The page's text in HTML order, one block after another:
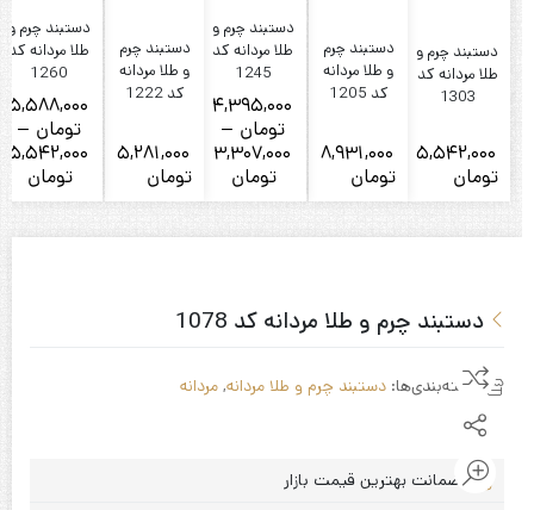
دستبند چرم و
طلا مردانه کد
1303
5,542,000
تومان
دستبند چرم
و طلا مردانه
کد 1205
8,931,000
تومان
دستبند چرم و
طلا مردانه کد
1245
4,395,000
تومان –
3,307,000
تومانPrice
range:
3,307,000
تومان
دستبند چرم
و طلا مردانه
کد 1222
5,281,000
تومان
دستبند چرم و
طلا مردانه کد
1260
5,588,000
تومان –
5,542,000
تومان
دستبند چرم و طلا مردانه کد 1078
دسته‌بندی‌ها:دستبند چرم و طلا مردانه,مردانه
ضمانت بهترین قیمت بازار